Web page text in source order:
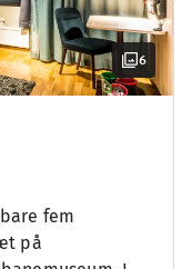
6
fem
på